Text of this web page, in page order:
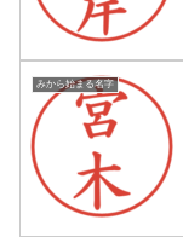
みから始まる名字